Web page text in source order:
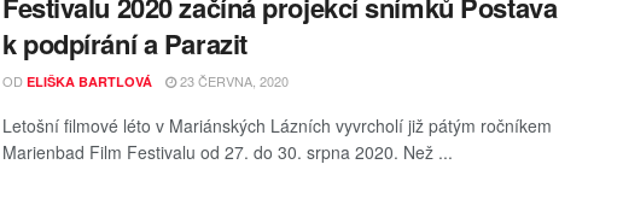
k podpírání a Parazit
OD ELIŠKA BARTLOVÁ 23 ČERVNA, 2020
Letošní filmové léto v Mariánských Lázních vyvrcholí již pátým ročníkem
Marienbad Film Festivalu od 27. do 30. srpna 2020. Než ...